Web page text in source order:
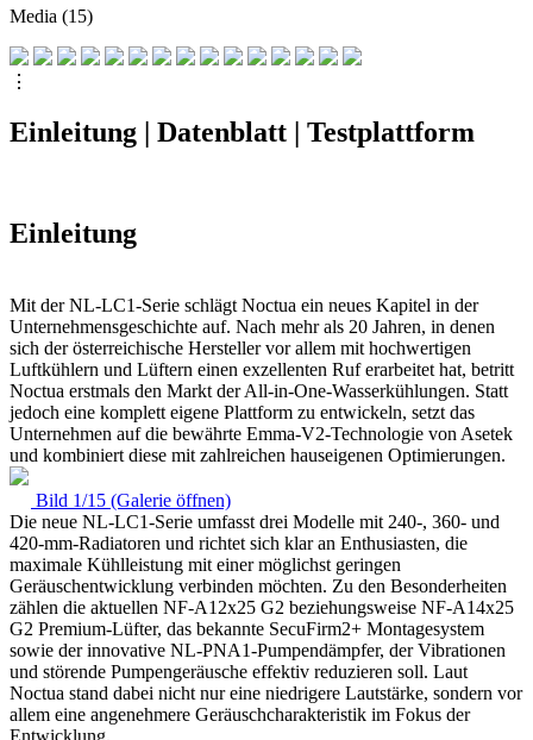
Media (15)
⋮
Einleitung | Datenblatt | Testplattform
Einleitung
Mit der NL-LC1-Serie schlägt Noctua ein neues Kapitel in der
Unternehmensgeschichte auf. Nach mehr als 20 Jahren, in denen
sich der österreichische Hersteller vor allem mit hochwertigen
Luftkühlern und Lüftern einen exzellenten Ruf erarbeitet hat, betritt
Noctua erstmals den Markt der All-in-One-Wasserkühlungen. Statt
jedoch eine komplett eigene Plattform zu entwickeln, setzt das
Unternehmen auf die bewährte Emma-V2-Technologie von Asetek
und kombiniert diese mit zahlreichen hauseigenen Optimierungen.
Bild 1/15 (Galerie öffnen)
Die neue NL-LC1-Serie umfasst drei Modelle mit 240-, 360- und
420-mm-Radiatoren und richtet sich klar an Enthusiasten, die
maximale Kühlleistung mit einer möglichst geringen
Geräuschentwicklung verbinden möchten. Zu den Besonderheiten
zählen die aktuellen NF-A12x25 G2 beziehungsweise NF-A14x25
G2 Premium-Lüfter, das bekannte SecuFirm2+ Montagesystem
sowie der innovative NL-PNA1-Pumpendämpfer, der Vibrationen
und störende Pumpengeräusche effektiv reduzieren soll. Laut
Noctua stand dabei nicht nur eine niedrigere Lautstärke, sondern vor
allem eine angenehmere Geräuschcharakteristik im Fokus der
Entwicklung.